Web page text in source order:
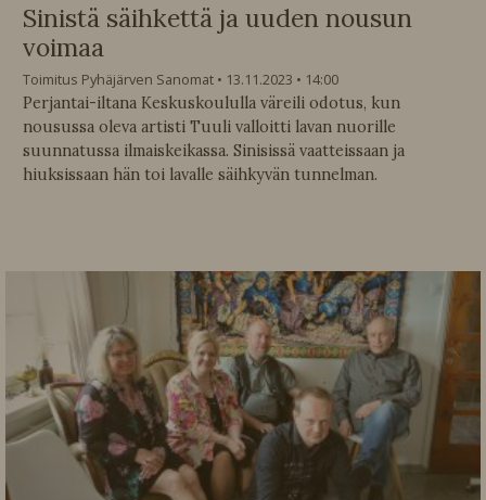
Sinistä säihkettä ja uuden nousun
voimaa
Toimitus Pyhäjärven Sanomat 13.11.2023
14:00
Perjantai-iltana Keskuskoululla väreili odotus, kun
nousussa oleva artisti Tuuli valloitti lavan nuorille
suunnatussa ilmaiskeikassa. Sinisissä vaatteissaan ja
hiuksissaan hän toi lavalle säihkyvän tunnelman.